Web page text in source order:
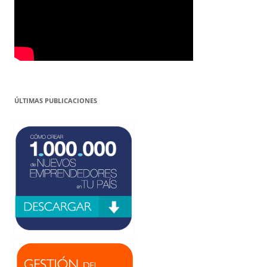
ÚLTIMAS PUBLICACIONES